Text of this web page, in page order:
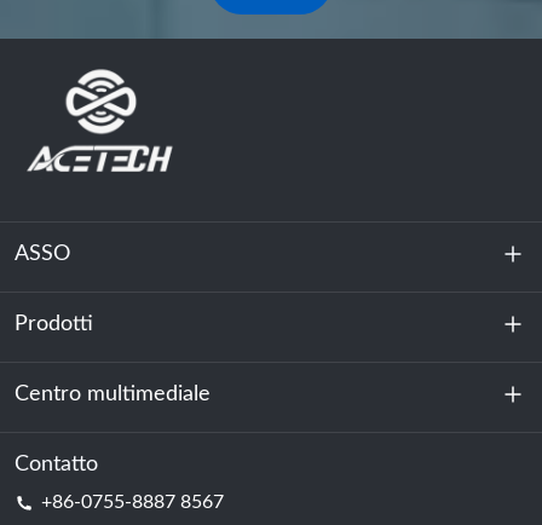
ASSO
Chi siamo
Sostenibilità
Prodotti
Accumulo di energia
Centro dati e sala server
Centro multimediale
Notizia
Contatto
+86-0755-8887 8567